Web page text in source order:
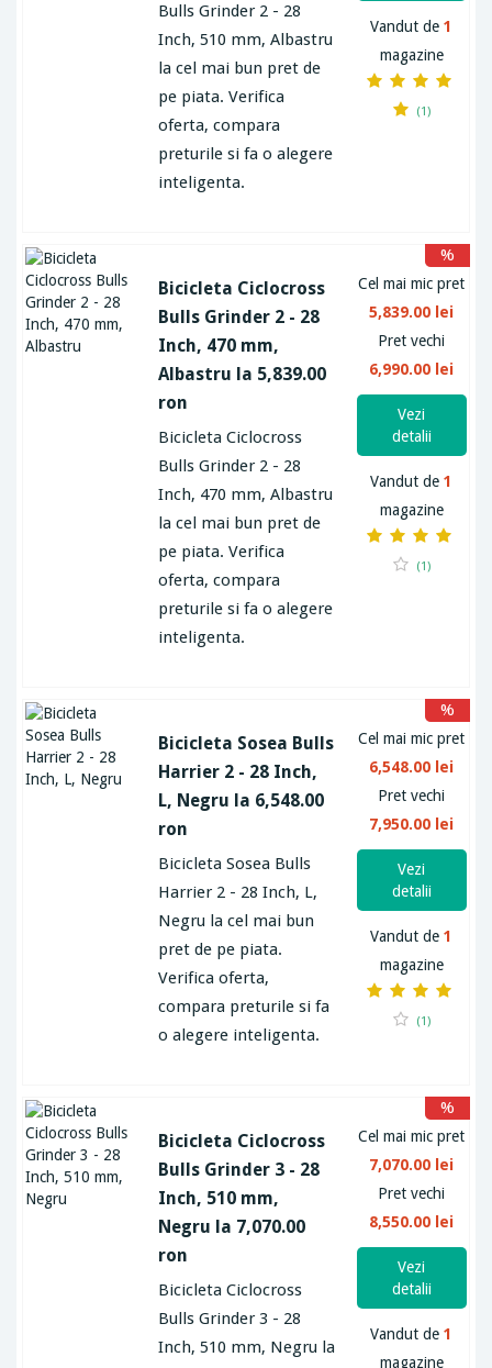
Bulls Grinder 2 - 28
Inch, 510 mm, Albastru
la cel mai bun pret de
pe piata. Verifica
oferta, compara
preturile si fa o alegere
inteligenta.
Vandut de1
magazine
(1)
Bicicleta Ciclocross
Bulls Grinder 2 - 28
Inch, 470 mm,
Albastru la 5,839.00
ron
Bicicleta Ciclocross
Bulls Grinder 2 - 28
Inch, 470 mm, Albastru
la cel mai bun pret de
pe piata. Verifica
oferta, compara
preturile si fa o alegere
inteligenta.
Cel mai mic pret
5,839.00 lei
Pret vechi
6,990.00 lei
%
Vezi
detalii
Vandut de1
magazine
(1)
Bicicleta Sosea Bulls
Harrier 2 - 28 Inch,
L, Negru la 6,548.00
ron
Bicicleta Sosea Bulls
Harrier 2 - 28 Inch, L,
Negru la cel mai bun
pret de pe piata.
Verifica oferta,
compara preturile si fa
o alegere inteligenta.
Cel mai mic pret
6,548.00 lei
Pret vechi
7,950.00 lei
%
Vezi
detalii
Vandut de1
magazine
(1)
Bicicleta Ciclocross
Bulls Grinder 3 - 28
Inch, 510 mm,
Negru la 7,070.00
ron
Bicicleta Ciclocross
Bulls Grinder 3 - 28
Inch, 510 mm, Negru la
Cel mai mic pret
7,070.00 lei
Pret vechi
8,550.00 lei
%
Vezi
detalii
Vandut de1
magazine